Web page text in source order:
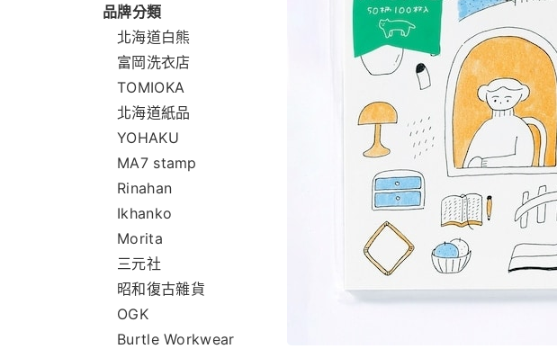
品牌分類
北海道白熊
富岡洗衣店
TOMIOKA
北海道紙品
YOHAKU
MA7 stamp
Rinahan
Ikhanko
Morita
三元社
昭和復古雜貨
OGK
Burtle Workwear